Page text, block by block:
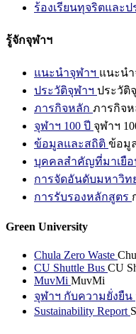
ร้องเรียนทุจริตและ
รู้จักจุฬาฯ
แนะนำจุฬาฯ แนะน
ประวัติจุฬาฯ ประวัติ
ภารกิจหลัก ภารกิจ
จุฬาฯ 100 ปี จุฬาฯ
ข้อมูลและสถิติ ข้อมู
บุคคลสำคัญที่มาเยื
การจัดอันดับมหาวิท
การรับรองหลักสูตร
Green University
Chula Zero Waste
CU Shuttle Bus CU
MuvMi MuvMi
จุฬาฯ กับความยั่งยืน
Sustainability Report